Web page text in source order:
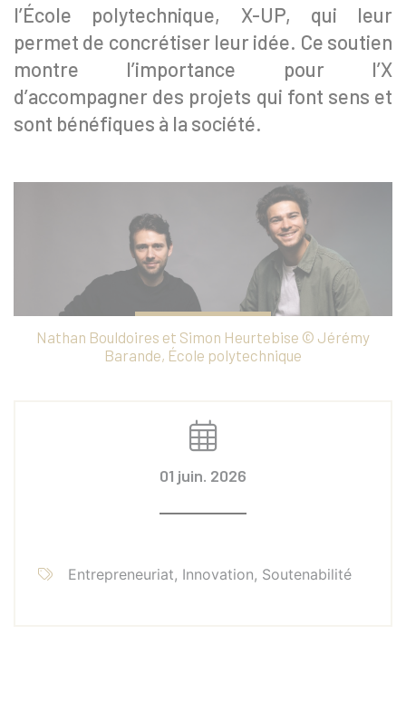
l’École polytechnique, X-UP, qui leur
permet de concrétiser leur idée. Ce soutien
montre l’importance pour l’X
d’accompagner des projets qui font sens et
sont bénéfiques à la société.
Nathan Bouldoires et Simon Heurtebise © Jérémy
Barande, École polytechnique
01 juin. 2026
Entrepreneuriat, Innovation, Soutenabilité